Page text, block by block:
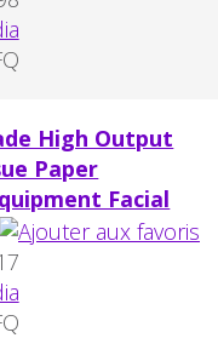
High Output
Paper
Facial